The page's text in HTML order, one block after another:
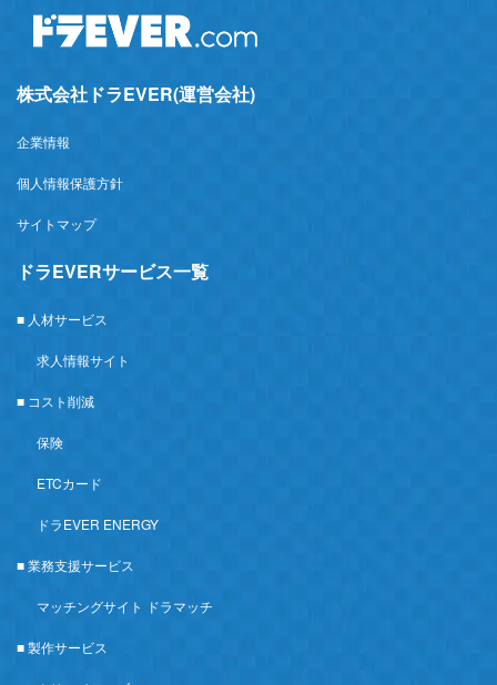
株式会社ドラEVER(運営会社)
企業情報
個人情報保護方針
サイトマップ
ドラEVERサービス一覧
■ 人材サービス
求人情報サイト
■ コスト削減
保険
ETCカード
ドラEVER ENERGY
■ 業務支援サービス
マッチングサイト ドラマッチ
■ 製作サービス